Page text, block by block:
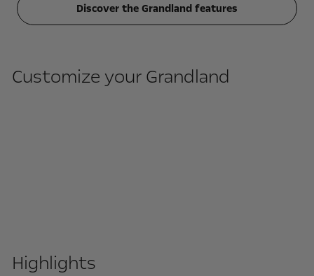
Discover the Grandland features
Customize your Grandland
Highlights